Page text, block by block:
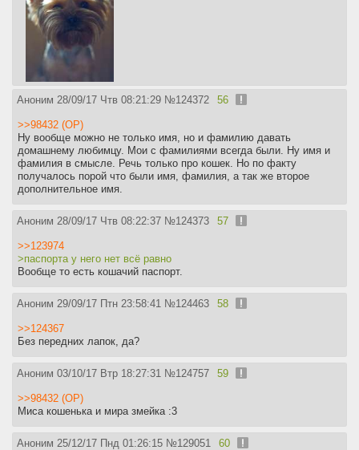
Аноним 28/09/17 Чтв 08:21:29 №124372 56
>>98432 (OP)
Ну вообще можно не только имя, но и фамилию давать
домашнему любимцу. Мои с фамилиями всегда были. Ну имя и
фамилия в смысле. Речь только про кошек. Но по факту
получалось порой что были имя, фамилия, а так же второе
дополнительное имя.
Аноним 28/09/17 Чтв 08:22:37 №124373 57
>>123974
>паспорта у него нет всё равно
Вообще то есть кошачий паспорт.
Аноним 29/09/17 Птн 23:58:41 №124463 58
>>124367
Без передних лапок, да?
Аноним 03/10/17 Втр 18:27:31 №124757 59
>>98432 (OP)
Миса кошенька и мира змейка :3
Аноним 25/12/17 Пнд 01:26:15 №129051 60